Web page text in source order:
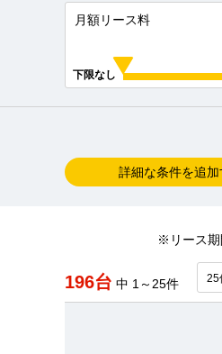
月額リース料
下限なし
詳細な条件を追加
※リース期
196台 中 1～25件